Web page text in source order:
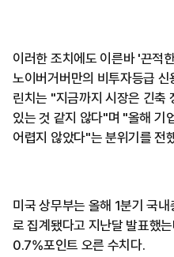
이러한 조치에도 이른바 '끈적
노이버거버만의 비투자등급
린치는 "지금까지 시장은 긴축
있는 것 같지 않다"며 "올해 기
어렵지 않았다"는 분위기를 전
미국 상무부는 올해 1분기 국
로 집계됐다고 지난달 발표했
0.7%포인트 오른 수치다.